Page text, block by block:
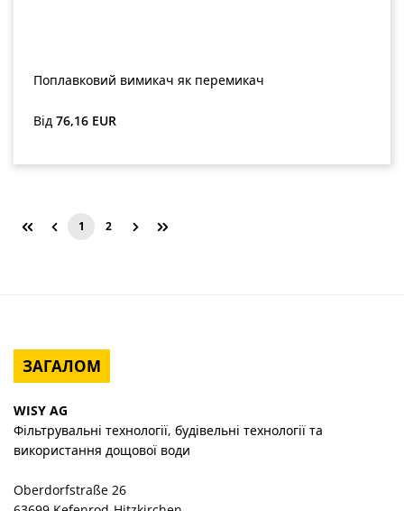
Поплавковий вимикач як перемикач
Звичайна ціна:
Від 76,16 EUR
Сторінка
1 Сторінка
2
ЗАГАЛОМ
WISY AG
Фільтрувальні технології, будівельні технології та
використання дощової води
Oberdorfstraße 26